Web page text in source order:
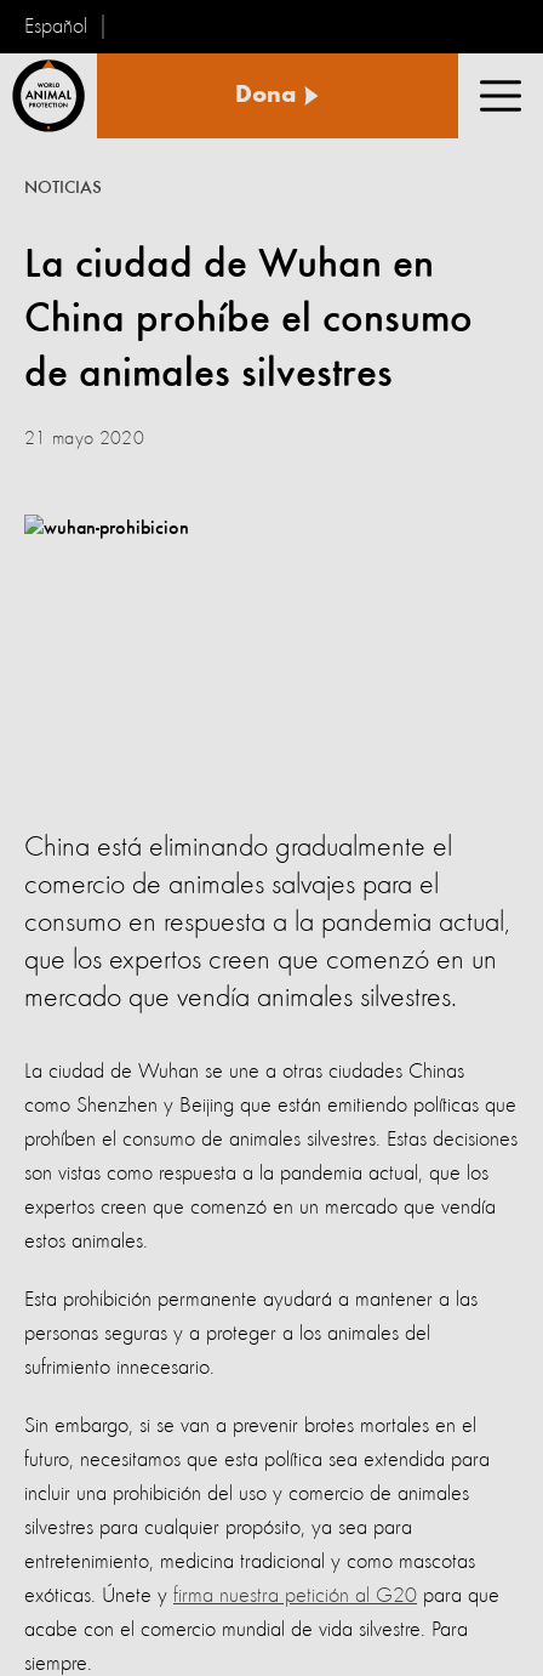
Español
Animal
Dona
La ciudad de Wuhan en
China prohíbe el consumo
de animales silvestres
NOTICIAS
21 mayo 2020
China está eliminando gradualmente el
comercio de animales salvajes para el
consumo en respuesta a la pandemia actual,
que los expertos creen que comenzó en un
mercado que vendía animales silvestres.
La ciudad de Wuhan se une a otras ciudades Chinas
como Shenzhen y Beijing que están emitiendo políticas que
prohíben el consumo de animales silvestres. Estas decisiones
son vistas como respuesta a la pandemia actual, que los
expertos creen que comenzó en un mercado que vendía
estos animales.
Esta prohibición permanente ayudará a mantener a las
personas seguras y a proteger a los animales del
sufrimiento innecesario. ⁣ ⁣
Sin embargo, si se van a prevenir brotes mortales en el
futuro, necesitamos que esta política sea extendida para
incluir una prohibición del uso y comercio de animales
silvestres para cualquier propósito, ya sea para
entretenimiento, medicina tradicional y como mascotas
exóticas. Únete y firma nuestra petición al G20 para que
acabe con el comercio mundial de vida silvestre. Para
siempre.